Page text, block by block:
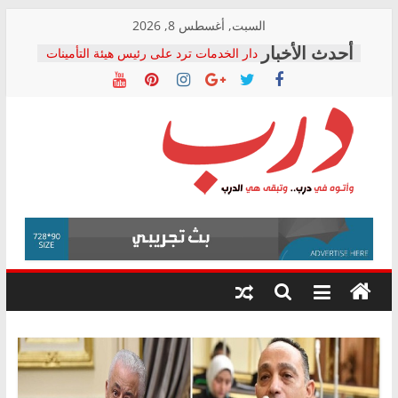
content
السبت, أغسطس 8, 2026
دار الخدمات ترد على رئيس هيئة التأمينات
بعد مؤتمره الصحفي: إنكار الأزمة لا ينهي
معاناة أصحاب المعاشات.. ونطالب بكشف
فرحات سليمان يكتب: القطاع الصحي إلى
أين؟
حزب التحالف الشعبي يطلق لجنة “الحق
في الصحة” بالإسكندرية لرصد الانتهاكات
ودعم المرضى
الوزاري لمدينة الصحفيين.. وانتهاء أعمال
إنشاء المبنى الإداري
المجلس القومي لحقوق الإنسان يعلن
متابعة قضية الدكتور محمد زهران.. ويؤكد:
قرينة البراءة وضمانات المحاكمة العادلة
درب
وأتوه
درب..
وتبقى
هي